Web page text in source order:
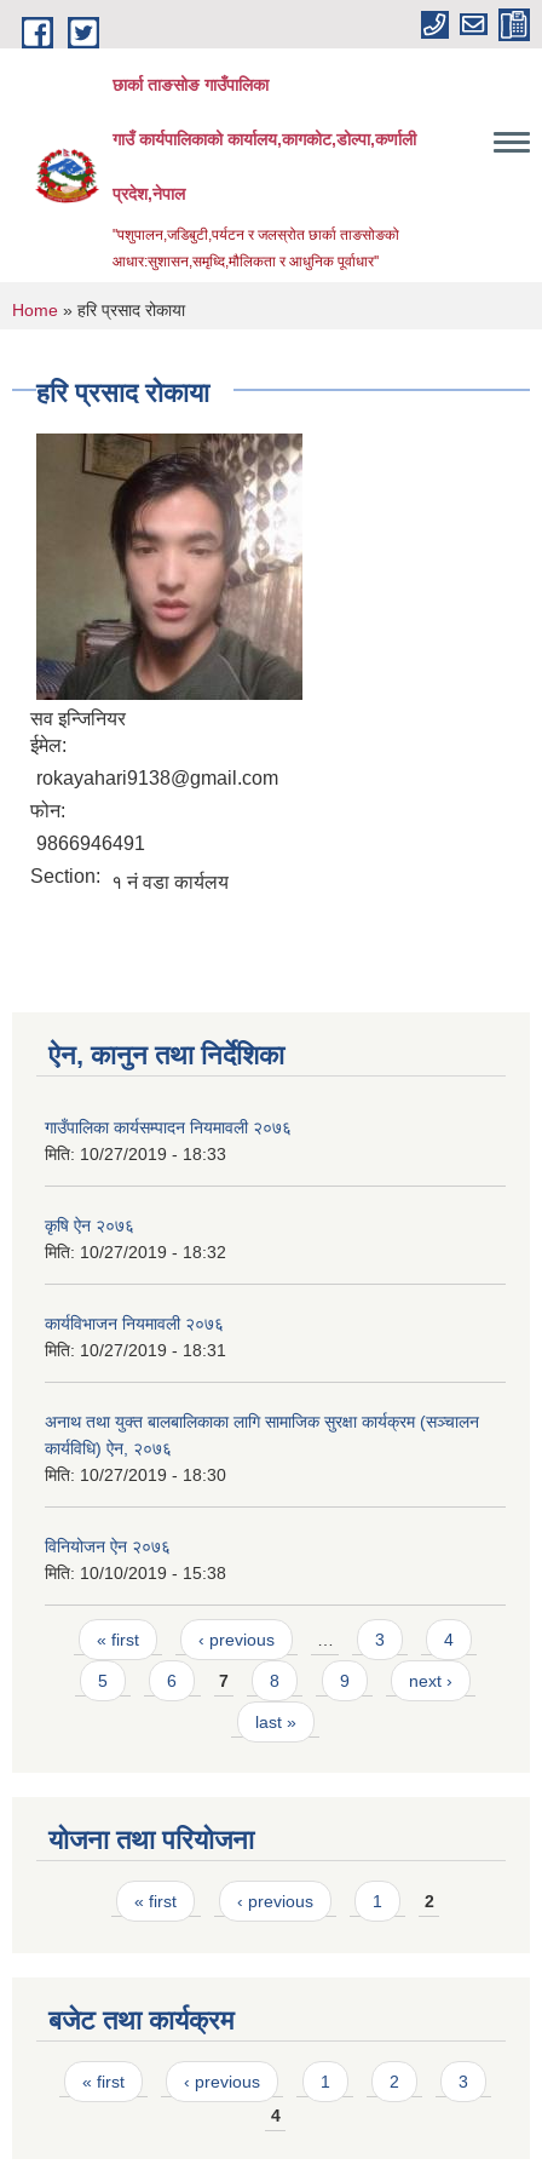
Skip to main content
छार्का ताङसोङ गाउँपालिका
गाउँ कार्यपालिकाको कार्यालय,कागकोट,डोल्पा,कर्णाली
प्रदेश,नेपाल
"पशुपालन,जडिबुटी,पर्यटन र जलस्रोत छार्का ताङसोङको
आधार:सुशासन,समृध्दि,मौलिकता र आधुनिक पूर्वाधार''
You are here
Home » हरि प्रसाद रोकाया
हरि प्रसाद रोकाया
सव इन्जिनियर
ईमेल:
rokayahari9138@gmail.com
फोन:
9866946491
Section:
१ नं वडा कार्यलय
ऐन, कानुन तथा निर्देशिका
गाउँपालिका कार्यसम्पादन नियमावली २०७६
मिति: 10/27/2019 - 18:33
कृषि ऐन २०७६
मिति: 10/27/2019 - 18:32
कार्यविभाजन नियमावली २०७६
मिति: 10/27/2019 - 18:31
अनाथ तथा युक्त बालबालिकाका लागि सामाजिक सुरक्षा कार्यक्रम (सञ्चालन
कार्यविधि) ऐन, २०७६
मिति: 10/27/2019 - 18:30
विनियोजन ऐन २०७६
मिति: 10/10/2019 - 15:38
Pages
« first ‹ previous 3 4
5 6 7 8 9 next ›
last »
योजना तथा परियोजना
Pages« first ‹ previous 1 2
बजेट तथा कार्यक्रम
Pages
« first ‹ previous 1 2
3
4